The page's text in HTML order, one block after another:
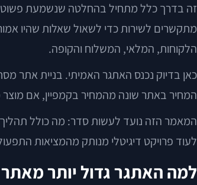
זה בדרך כלל מתחיל בהחלטה שנשמעת פשוטה.
מתקשרים לשירות כדי לשאול שאלות שהיו
הלקוחות, המלאי, המשלוח והקופה.
כאן בדיוק נכנס האתגר האמיתי. בניית אתר
המחיר באתר שונה מהמחיר בקמפיין, אם מוצר
המאמר הזה נועד לעשות סדר: מה כולל תהליך
לעוד פרויקט דיגיטלי מנותק מהמציאות
למה האתגר גדול יותר מאתר